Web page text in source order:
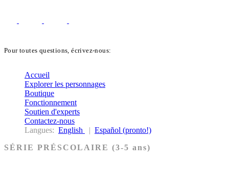
Pour toutes questions, écrivez-nous:
Accueil
Explorer les personnages
Boutique
Fonctionnement
Soutien d'experts
Contactez-nous
Langues: English | Español (pronto!)
SÉRIE PRÉSCOLAIRE (3-5 ans)